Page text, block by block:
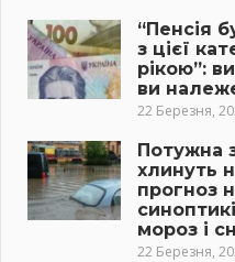
“Пенсія
з цієї
рікою”:
ви
22 Березня,
Потужна
хлинуть
прогноз
мороз і
22 Березня,